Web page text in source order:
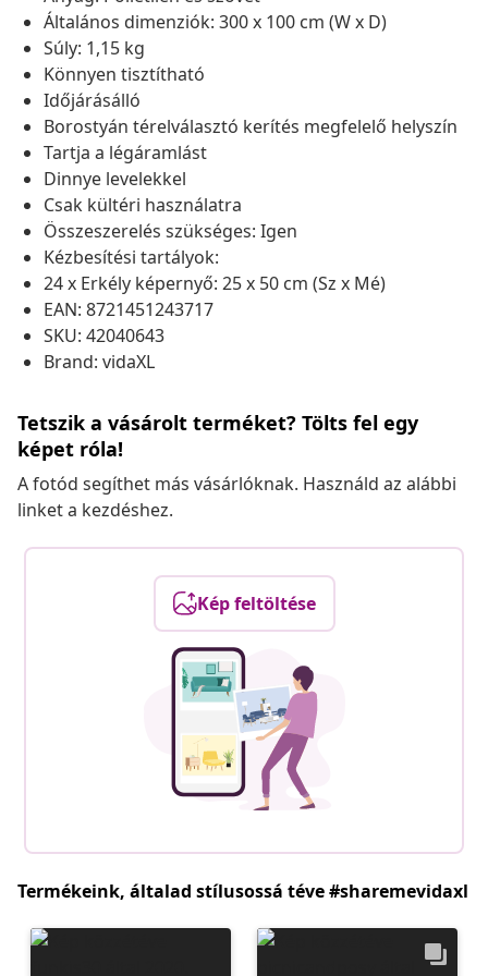
Általános dimenziók: 300 x 100 cm (W x D)
Súly: 1,15 kg
Könnyen tisztítható
Időjárásálló
Borostyán térelválasztó kerítés megfelelő helyszín
Tartja a légáramlást
Dinnye levelekkel
Csak kültéri használatra
Összeszerelés szükséges: Igen
Kézbesítési tartályok:
24 x Erkély képernyő: 25 x 50 cm (Sz x Mé)
EAN: 8721451243717
SKU: 42040643
Brand: vidaXL
Tetszik a vásárolt terméket? Tölts fel egy
képet róla!
A fotód segíthet más vásárlóknak. Használd az alábbi
linket a kezdéshez.
Kép feltöltése
Termékeink, általad stílusossá téve #sharemevidaxl